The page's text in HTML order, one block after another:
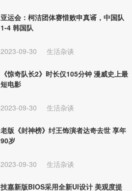
亚运会：柯洁团体赛惜败申真谞，中国队
1-4 韩国队
2023-09-30 生活杂谈
《惊奇队长2》时长仅105分钟 漫威史上最
短电影
2023-09-30 生活杂谈
老版《封神榜》纣王饰演者达奇去世 享年
90岁
2023-09-30 生活杂谈
技嘉新版BIOS采用全新UI设计 美观度提